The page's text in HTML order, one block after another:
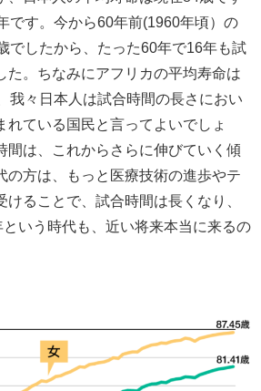
です。今から60年前(1960年頃）の
でしたから、たった60年で16年も試
た。ちなみにアフリカの平均寿命は
我々日本人は試合時間の長さにおい
れている国民と言ってよいでしょ
間は、これからさらに伸びていく傾
の方は、もっと医療技術の進歩やテ
けることで、試合時間は長くなり、
いう時代も、近い将来本当に来るの